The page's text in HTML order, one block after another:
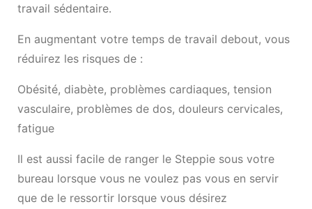
travail sédentaire.
En augmentant votre temps de travail debout, vous
réduirez les risques de :
Obésité, diabète, problèmes cardiaques, tension
vasculaire, problèmes de dos, douleurs cervicales,
fatigue
Il est aussi facile de ranger le Steppie sous votre
bureau lorsque vous ne voulez pas vous en servir
que de le ressortir lorsque vous désirez